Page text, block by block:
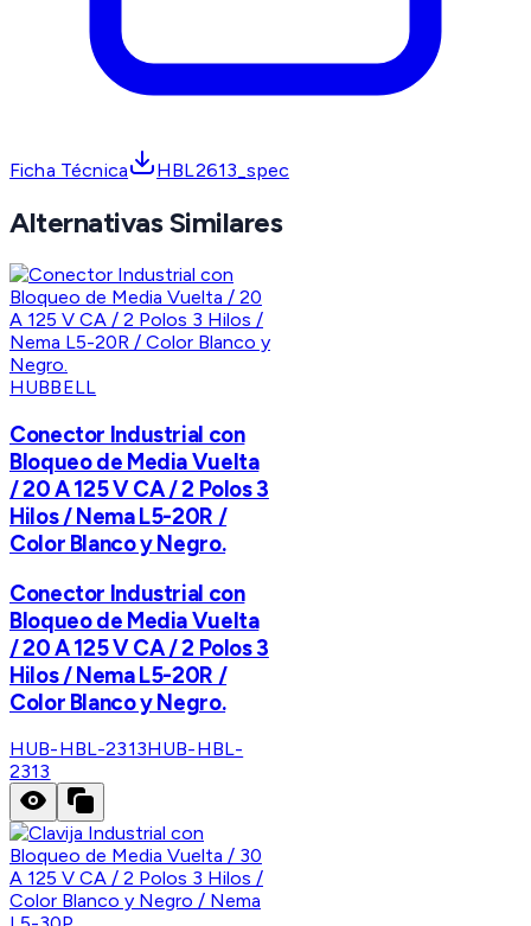
Ficha Técnica HBL2613_spec
Alternativas Similares
HUBBELL
Conector Industrial con
Bloqueo de Media Vuelta
/ 20 A 125 V CA / 2 Polos 3
Hilos / Nema L5-20R /
Color Blanco y Negro.
Conector Industrial con
Bloqueo de Media Vuelta
/ 20 A 125 V CA / 2 Polos 3
Hilos / Nema L5-20R /
Color Blanco y Negro.
HUB-HBL-2313HUB-HBL-
2313